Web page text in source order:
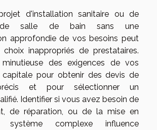
d'installation sanitaire ou de
de salle de bain sans une
approfondie de vos besoins peut
inappropriés de prestataires.
des exigences de vos
capitale pour obtenir des devis de
et pour sélectionner un
Identifier si vous avez besoin de
de réparation, ou de la mise en
complexe influence